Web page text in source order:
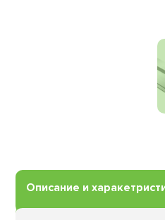
Описание и